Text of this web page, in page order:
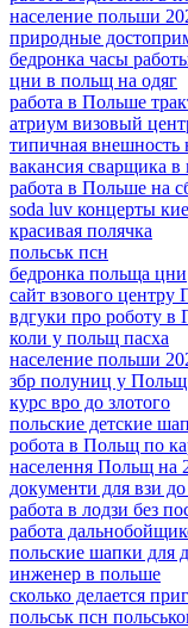
население польши
природные
бедронка часы
цни в польщ на одяг
работа в Польше
атриум визовый
типичная внешность
вакансия сварщика в
работа в Польше на
soda luv концерты
красивая полячка
польськ псн
бедронка польща цни
сайт взового
вдгуки про роботу в
коли у польщ пасха
население польши
збр полуниц у Польщ
курс вро до злотого
польские детские
робота в Польщ по
населення Польщ на
документи для взи
работа в лодзи без
работа
польские шапки для
инженер в польше
сколько делается
польськ псн